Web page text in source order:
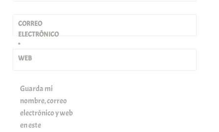
CORREO
ELECTRÓNICO
*
WEB
Guarda mi
nombre, correo
electrónico y web
en este